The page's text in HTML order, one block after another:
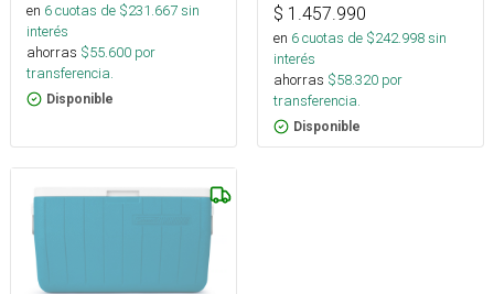
en 6cuotas de $231.667sin
interés
ahorras $55.600 por
transferencia.
Disponible
$ 1.457.990
en 6cuotas de $242.998sin
interés
ahorras $58.320 por
transferencia.
Disponible